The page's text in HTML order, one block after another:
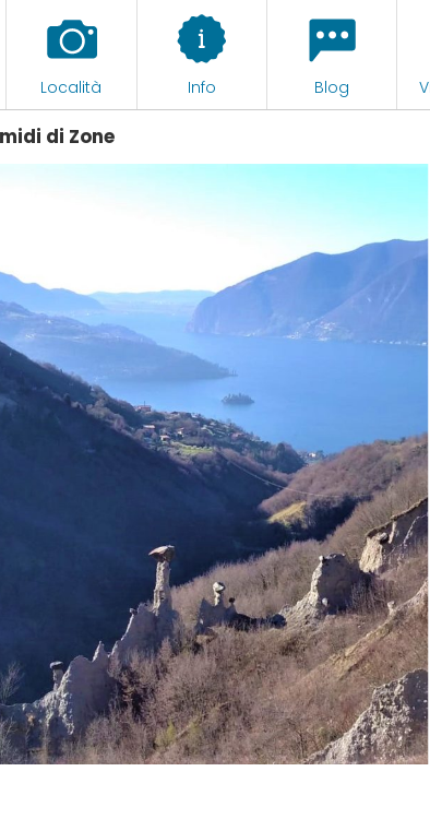
Località Info Blog
di Zone